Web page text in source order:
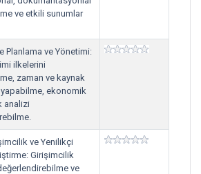
ve etkili sunumlar
Planlama ve Yönetimi:
ilkelerini
zaman ve kaynak
yapabilme, ekonomik
analizi
ve Yenilikçi
Girişimcilik
ve